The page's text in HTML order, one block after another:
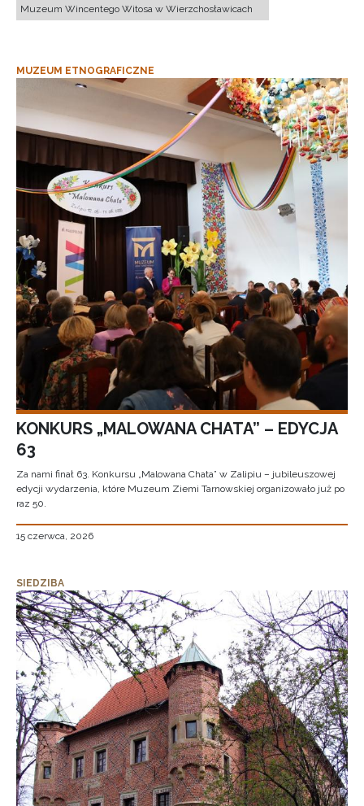
Muzeum Wincentego Witosa w Wierzchosławicach
MUZEUM ETNOGRAFICZNE
KONKURS „MALOWANA CHATA” – EDYCJA
63
Za nami finał 63. Konkursu „Malowana Chata” w Zalipiu – jubileuszowej
edycji wydarzenia, które Muzeum Ziemi Tarnowskiej organizowało już po
raz 50.
15 czerwca, 2026
SIEDZIBA